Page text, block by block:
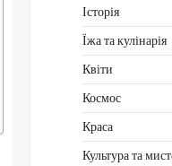
Історія
Їжа та кулінарія
Квіти
Космос
Краса
Культура та